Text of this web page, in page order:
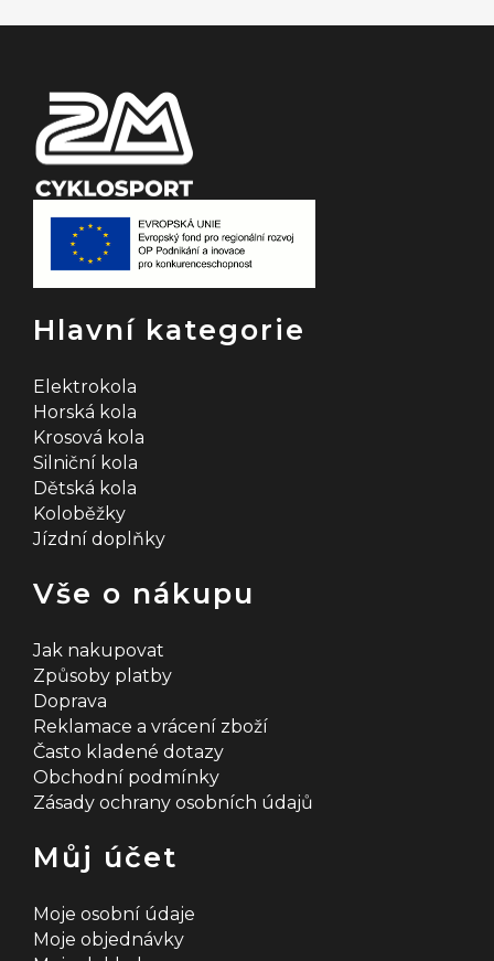
t
Hlavní kategorie
Elektrokola
Horská kola
Krosová kola
Silniční kola
Dětská kola
Koloběžky
Jízdní doplňky
Vše o nákupu
Jak nakupovat
Způsoby platby
Doprava
Reklamace a vrácení zboží
Často kladené dotazy
Obchodní podmínky
Zásady ochrany osobních údajů
Můj účet
Moje osobní údaje
Moje objednávky